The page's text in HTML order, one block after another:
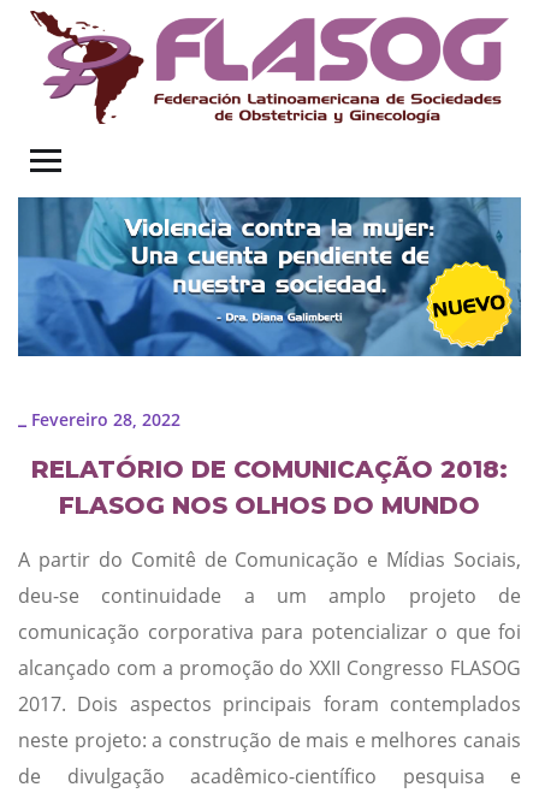
_ Fevereiro 28, 2022
RELATÓRIO DE COMUNICAÇÃO 2018:
FLASOG NOS OLHOS DO MUNDO
A partir do Comitê de Comunicação e Mídias Sociais,
deu-se continuidade a um amplo projeto de
comunicação corporativa para potencializar o que foi
alcançado com a promoção do XXII Congresso FLASOG
2017. Dois aspectos principais foram contemplados
neste projeto: a construção de mais e melhores canais
de divulgação acadêmico-científico pesquisa e